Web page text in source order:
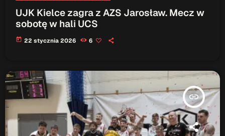
UJK Kielce zagra z AZS Jarosław. Mecz w
sobotę w hali UCS
today 22 stycznia 2026 6
insert_link